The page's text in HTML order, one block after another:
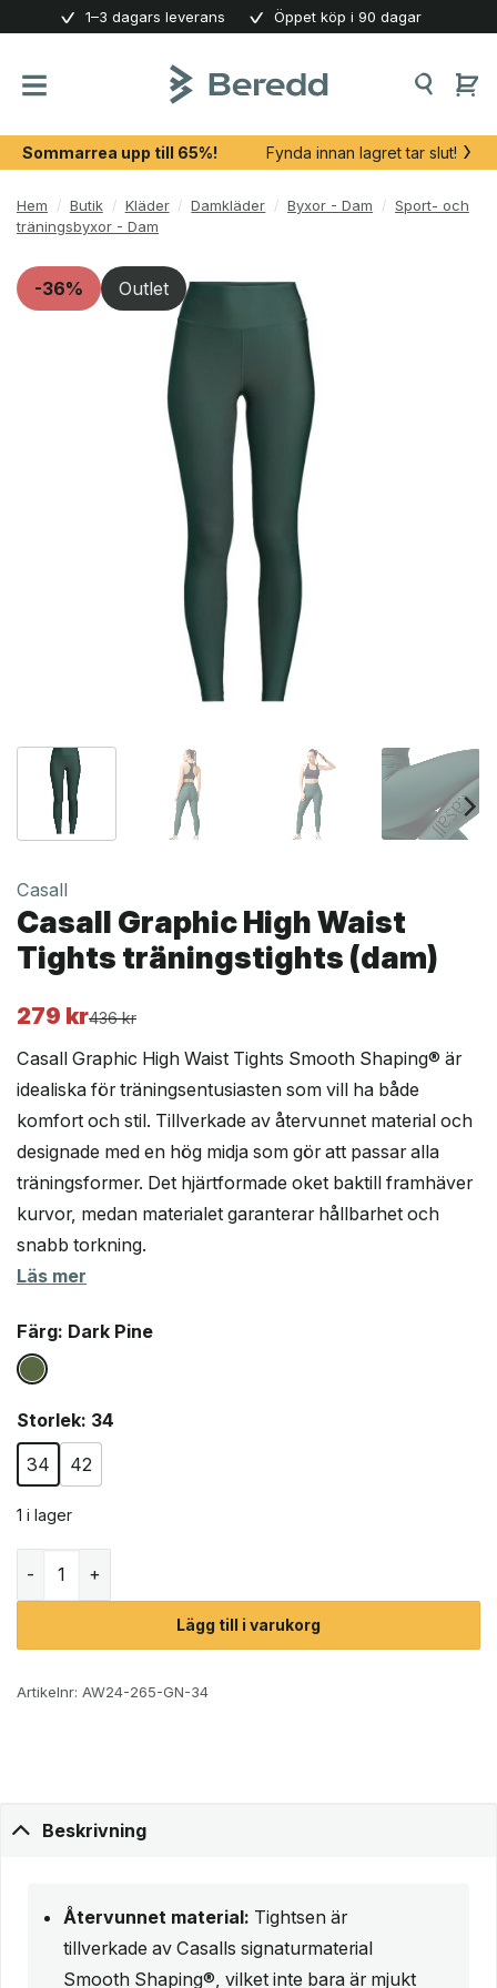
content
1–3 dagars leverans Öppet köp i 90 dagar
Sommarrea upp till 65%! Fynda innan lagret tar slut!
Hem / Butik / Kläder / Damkläder / Byxor - Dam / Sport- och
träningsbyxor - Dam
-36% Outlet
Casall
Casall Graphic High Waist
Tights träningstights (dam)
436kr
Det
priset
var:
436 kr.
279 kr
Det
priset
är:
279 kr.
Casall Graphic High Waist Tights Smooth Shaping® är
idealiska för träningsentusiasten som vill ha både
komfort och stil. Tillverkade av återvunnet material och
designade med en hög midja som gör att passar alla
träningsformer. Det hjärtformade oket baktill framhäver
kurvor, medan materialet garanterar hållbarhet och
snabb torkning.
Läs mer
Färg: Dark Pine
Storlek: 34
34
42
1 i lager
Lägg till i varukorg
Artikelnr: AW24-265-GN-34
Beskrivning
Återvunnet material: Tightsen är
tillverkade av Casalls signaturmaterial
Smooth Shaping®, vilket inte bara är mjukt